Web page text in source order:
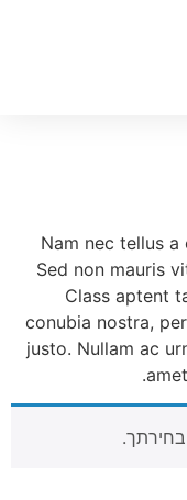
Nam nec tellus
Sed non mauris
Class aptent
conubia nostra,
justo. Nullam ac